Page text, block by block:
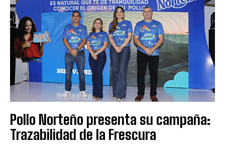
Pollo Norteño presenta su campaña:
Trazabilidad de la Frescura